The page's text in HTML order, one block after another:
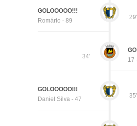
29'
GOLOOOOO!!!
Romário - 89
34'
17
35'
GOLOOOOO!!!
Daniel Silva - 47